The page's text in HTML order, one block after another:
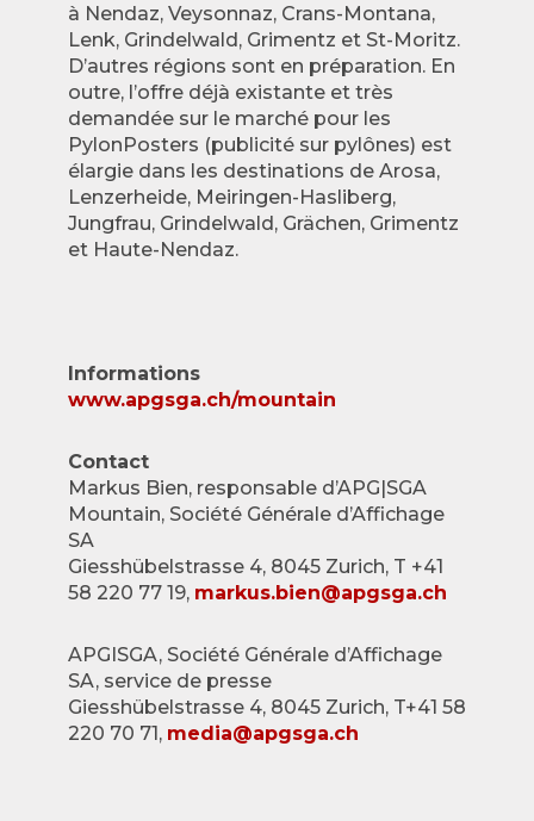
à Nendaz, Veysonnaz, Crans-Montana,
Lenk, Grindelwald, Grimentz et St-Moritz.
D’autres régions sont en préparation. En
outre, l’offre déjà existante et très
demandée sur le marché pour les
PylonPosters (publicité sur pylônes) est
élargie dans les destinations de Arosa,
Lenzerheide, Meiringen-Hasliberg,
Jungfrau, Grindelwald, Grächen, Grimentz
et Haute-Nendaz.
Informations
www.apgsga.ch/mountain
Contact
Markus Bien, responsable d’APG|SGA
Mountain, Société Générale d’Affichage
SA
Giesshübelstrasse 4, 8045 Zurich, T +41
58 220 77 19, markus.bien@apgsga.ch
APGISGA, Société Générale d’Affichage
SA, service de presse
Giesshübelstrasse 4, 8045 Zurich, T+41 58
220 70 71, media@apgsga.ch